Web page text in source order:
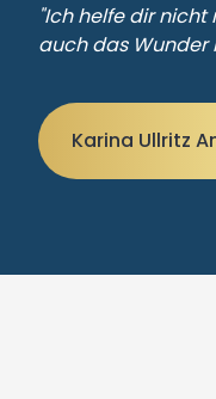
"Ich helfe dir
auch das Wunder
Karina Ullritz